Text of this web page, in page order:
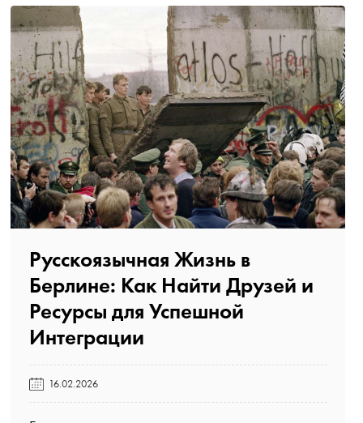
Русскоязычная Жизнь в
Берлине: Как Найти Друзей и
Ресурсы для Успешной
Интеграции️
16.02.2026